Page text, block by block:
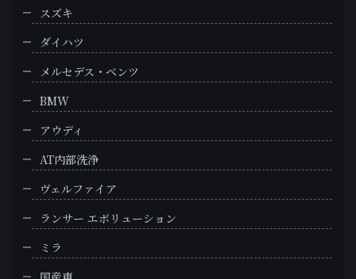
スズキ
ダイハツ
メルセデス・ベンツ
BMW
アウディ
AT内部洗浄
ヴェルファイア
ランサー エボリューション
ミラ